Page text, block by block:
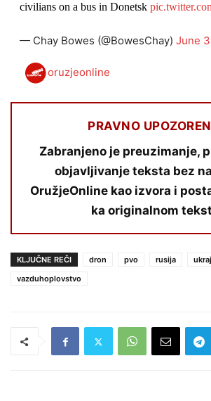
civilians on a bus in Donetsk
— Chay Bowes (@BowesChay) June
oruzjeonline
PRAVNO
Zabranjeno je preuzimanje,
objavljivanje teksta bez
OružjeOnline kao izvora i
ka originalnom
KLJUČNE REČI dron pvo rusija
vazduhoplovstvo